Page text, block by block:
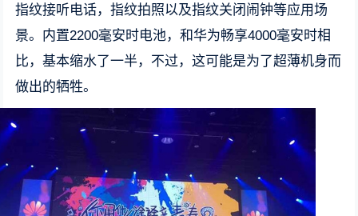
指纹接听电话，指纹拍照以及指纹关闭闹钟等应用场
景。内置2200毫安时电池，和华为畅享4000毫安时相
比，基本缩水了一半，不过，这可能是为了超薄机身而
做出的牺牲。